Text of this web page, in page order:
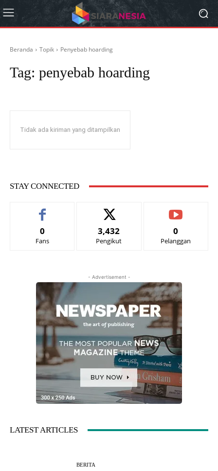
Beranda Topik Penyebab hoarding
Tag: penyebab hoarding
Tidak ada kiriman yang ditampilkan
STAY CONNECTED
0
Fans
3,432
Pengikut
0
Pelanggan
- Advertisement -
LATEST ARTICLES
BERITA